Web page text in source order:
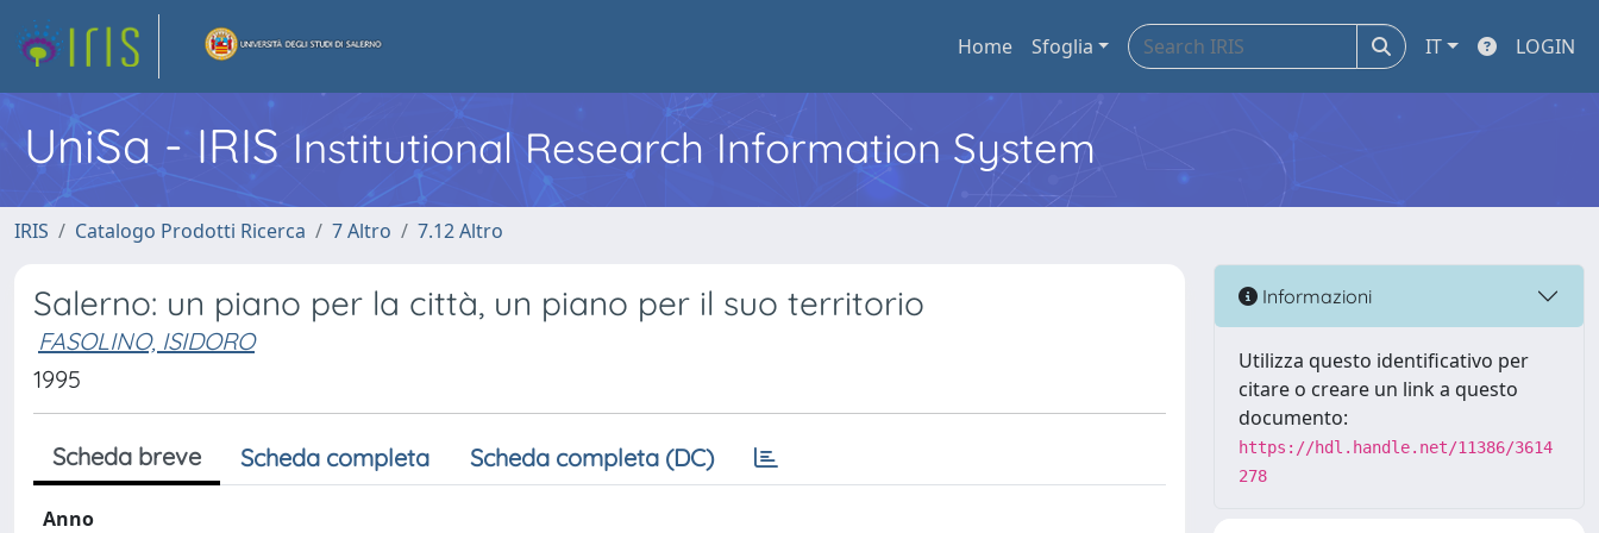
Home Sfoglia IT LOGIN
UniSa - IRIS Institutional Research Information System
IRIS Catalogo Prodotti Ricerca 7 Altro 7.12 Altro
Salerno: un piano per la città, un piano per il suo territorio
FASOLINO, ISIDORO
1995
Scheda breve Scheda completa Scheda completa (DC)
Anno
Informazioni
Utilizza questo identificativo per
citare o creare un link a questo
documento:
https://hdl.handle.net/11386/3614
278